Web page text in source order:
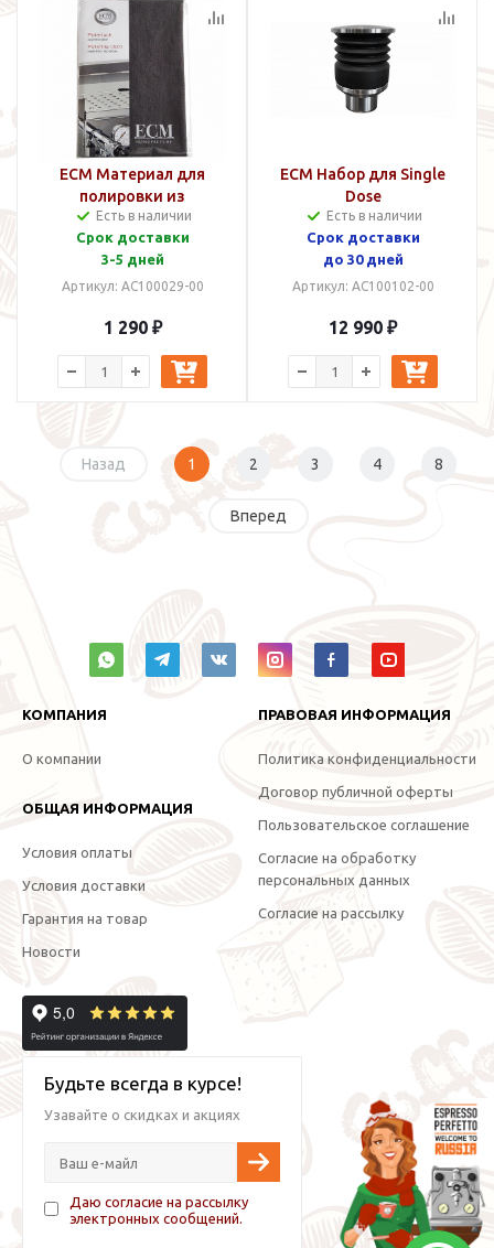
ECM Материал для
полировки из
микрофибры
Есть в наличии
Срок доставки
3-5 дней
Артикул: AC100029-00
1 290 ₽
ECM Набор для Single
Dose
Есть в наличии
Срок доставки
до 30 дней
Артикул: AC100102-00
12 990 ₽
Назад 1 2 3 4 8
Вперед
КОМПАНИЯ
О компании
ОБЩАЯ ИНФОРМАЦИЯ
Условия оплаты
Условия доставки
Гарантия на товар
Новости
ПРАВОВАЯ ИНФОРМАЦИЯ
Политика конфиденциальности
Договор публичной оферты
Пользовательское соглашение
Согласие на обработку
персональных данных
Согласие на рассылку
Будьте всегда в курсе!
Узавайте о скидках и акциях
Даю согласие на рассылку
электронных сообщений.